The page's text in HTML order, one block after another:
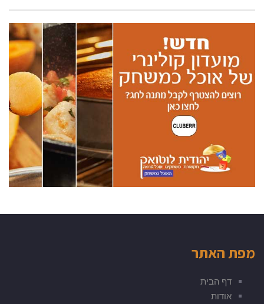
מפת האתר
דף הבית
אודות